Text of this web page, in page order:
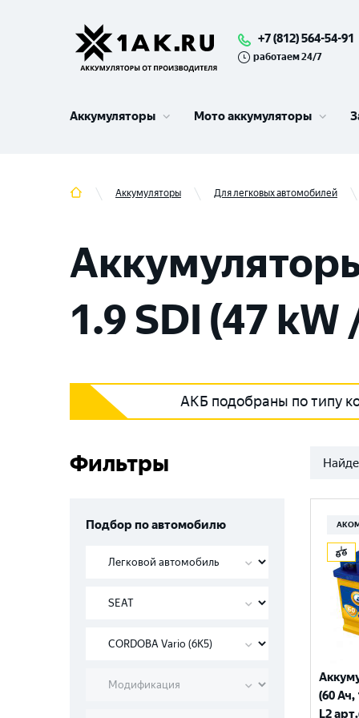
+7 (812) 564-54-91
работаем 24/7
Аккумуляторы Мото аккумуляторы
Аккумуляторы Для легковых автомобилей
1.9 SDI (47 kW
АКБ подобраны по типу
Фильтры
Подбор по автомобилю
(60 Ач,
L2